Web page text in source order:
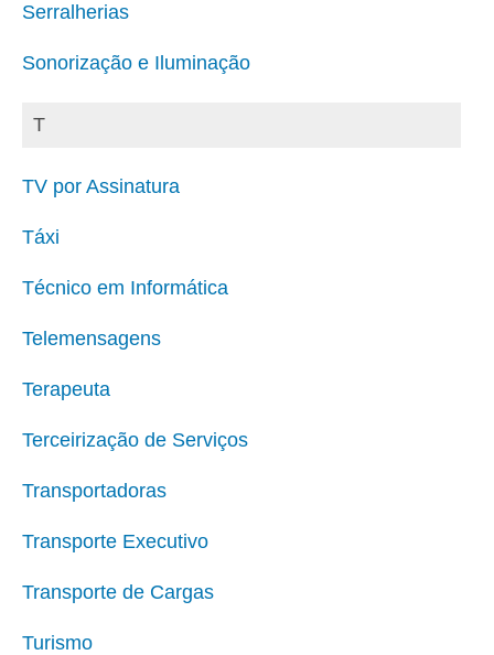
Serralherias
Sonorização e Iluminação
T
TV por Assinatura
Táxi
Técnico em Informática
Telemensagens
Terapeuta
Terceirização de Serviços
Transportadoras
Transporte Executivo
Transporte de Cargas
Turismo